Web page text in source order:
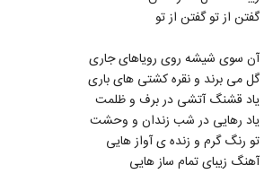
4275
4276
موزیک زیبای ساده از علی
۳۱۰ بازدید
4277
دانلود آهنگ جدید و
پامچال
گفتن از تو گفتن از تو
آن سوی شیشه روی رویاهای جاری
گل می برند و نقره کشتی های باری
یاد قشنگ آتشی در برف و ظلمت
یاد رهایی در شب زندان و وحشت
تو رنگ گرم و زنده ی آواز هایی
آهنگ زیبای تمام ساز هایی